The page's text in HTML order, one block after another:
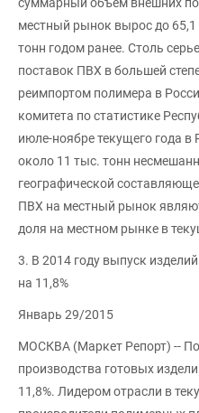
местный рынок вырос до 65,1
тонн годом ранее. Столь
поставок ПВХ в большей
реимпортом полимера в
комитета по статистике
июле-ноябре текущего года
около 11 тыс. тонн
географической
ПВХ на местный рынок
доля на местном рынке в
3. В 2014 году выпуск
на 11,8%
Январь 29/2015
МОСКВА (Маркет Репорт) --
производства готовых
11,8%. Лидером отрасли в